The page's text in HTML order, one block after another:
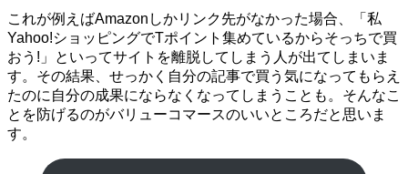
これが例えばAmazonしかリンク先がなかった場合、「私
Yahoo!ショッピングでTポイント集めているからそっちで買
おう!」といってサイトを離脱してしまう人が出てしまいま
す。その結果、せっかく自分の記事で買う気になってもらえ
たのに自分の成果にならなくなってしまうことも。そんなこ
とを防げるのがバリューコマースのいいところだと思いま
す。